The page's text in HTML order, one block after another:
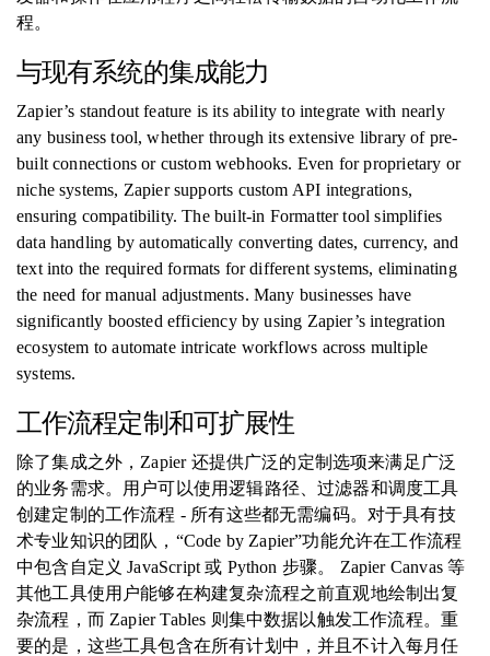
程。
与现有系统的集成能力
Zapier’s standout feature is its ability to integrate with nearly
any business tool, whether through its extensive library of pre-
built connections or custom webhooks. Even for proprietary or
niche systems, Zapier supports custom API integrations,
ensuring compatibility. The built-in Formatter tool simplifies
data handling by automatically converting dates, currency, and
text into the required formats for different systems, eliminating
the need for manual adjustments. Many businesses have
significantly boosted efficiency by using Zapier’s integration
ecosystem to automate intricate workflows across multiple
systems.
工作流程定制和可扩展性
除了集成之外，Zapier 还提供广泛的定制选项来满足广泛
的业务需求。用户可以使用逻辑路径、过滤器和调度工具
创建定制的工作流程 - 所有这些都无需编码。对于具有技
术专业知识的团队，“Code by Zapier”功能允许在工作流程
中包含自定义 JavaScript 或 Python 步骤。 Zapier Canvas 等
其他工具使用户能够在构建复杂流程之前直观地绘制出复
杂流程，而 Zapier Tables 则集中数据以触发工作流程。重
要的是，这些工具包含在所有计划中，并且不计入每月任